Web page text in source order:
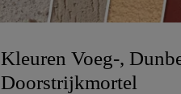
Kleuren Voeg-,
Doorstrijkmortel